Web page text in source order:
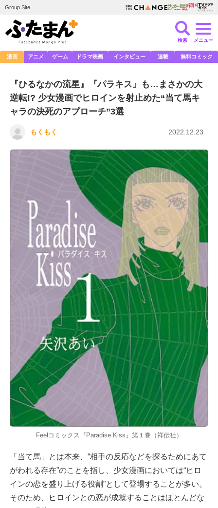
Group Site
検索 メニュー
漫画 アニメ ゲーム ドラマ映画 インタビュー 連載 無料コミック
『ひるなかの流星』『パラキス』も…まさかの大
逆転!? 少女漫画でヒロインを射止めた“当て馬キ
ャラの決死のアプローチ”3選
もくもく 2022.12.23
Feelコミックス『Paradise Kiss』第１巻（祥伝社）
「当て馬」とは本来、“相手の反応などを探るためにあて
がわれる存在”のことを指し、少女漫画においては“ヒロ
インの恋を盛り上げる役割”として登場することが多い。
そのため、ヒロインとの恋が成就することはほとんどな